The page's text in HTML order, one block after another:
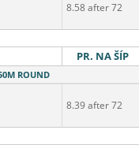
8.58 after 72
PR. NA ŠÍP
ROUND
8.39 after 72